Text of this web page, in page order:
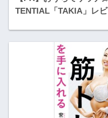
TENTIAL「TAKIA」レ